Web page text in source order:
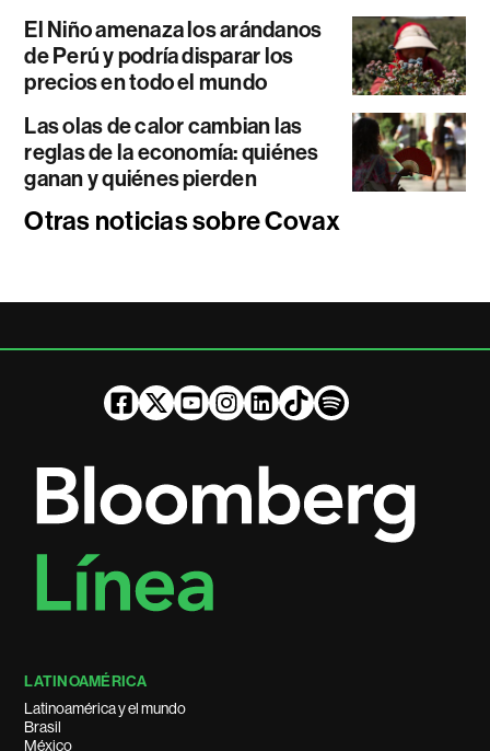
El Niño amenaza los arándanos
de Perú y podría disparar los
precios en todo el mundo
Las olas de calor cambian las
reglas de la economía: quiénes
ganan y quiénes pierden
Otras noticias sobre Covax
LATINOAMÉRICA
Latinoamérica y el mundo
Brasil
México